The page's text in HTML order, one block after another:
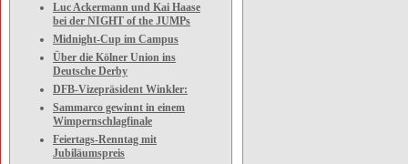
Luc Ackermann und Kai Haase
bei der NIGHT of the JUMPs
Midnight-Cup im Campus
Über die Kölner Union ins
Deutsche Derby
DFB-Vizepräsident Winkler:
Sammarco gewinnt in einem
Wimpernschlagfinale
Feiertags-Renntag mit
Jubiläumspreis